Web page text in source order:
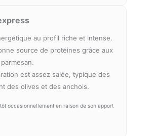
au profil riche et intense.
source de protéines grâce aux
est assez salée, typique des
des olives et des anchois.
occasionnellement en raison de son apport